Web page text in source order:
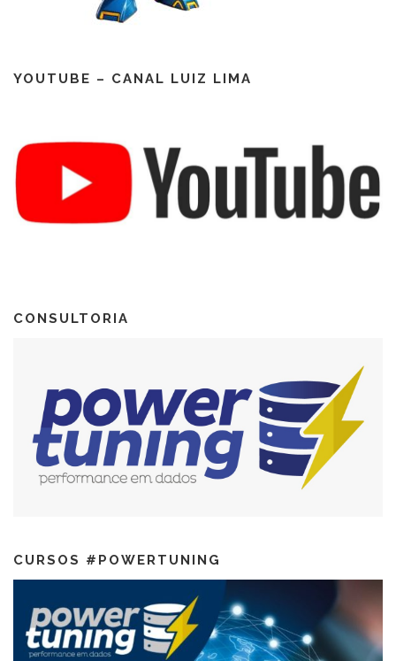
YOUTUBE – CANAL LUIZ LIMA
CONSULTORIA
CURSOS #POWERTUNING